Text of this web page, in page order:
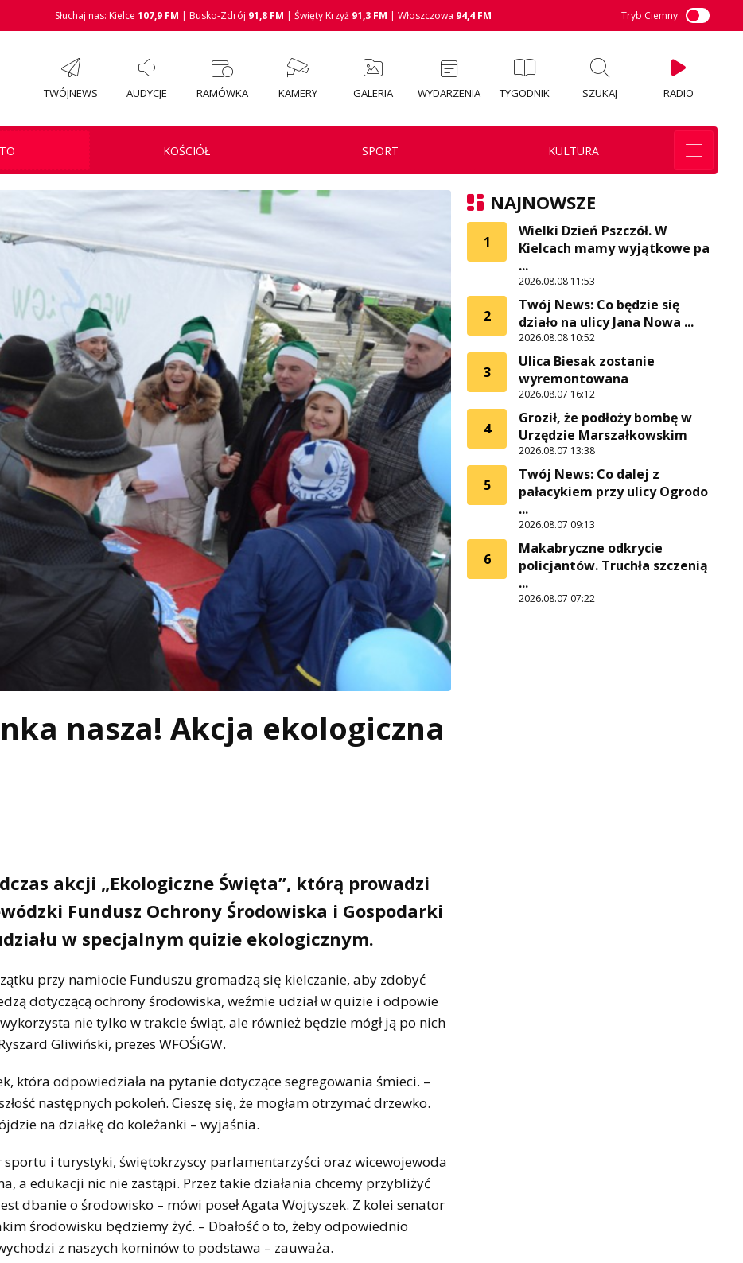
Słuchaj nas: Kielce 107,9 FM | Busko-Zdrój 91,8 FM | Święty Krzyż 91,3 FM | Włoszczowa 94,4 FM Tryb Ciemny
TWÓJNEWS AUDYCJE RAMÓWKA KAMERY GALERIA WYDARZENIA TYGODNIK SZUKAJ RADIO
KOŚCIÓŁ SPORT KULTURA
nasza! Akcja ekologiczna
akcji „Ekologiczne Święta”, którą prowadzi
Fundusz Ochrony Środowiska i Gospodarki
w specjalnym quizie ekologicznym.
przy namiocie Funduszu gromadzą się kielczanie, aby zdobyć
dotyczącą ochrony środowiska, weźmie udział w quizie i odpowie
nie tylko w trakcie świąt, ale również będzie mógł ją po nich
Gliwiński, prezes WFOŚiGW.
która odpowiedziała na pytanie dotyczące segregowania śmieci. –
następnych pokoleń. Cieszę się, że mogłam otrzymać drzewko.
na działkę do koleżanki – wyjaśnia.
sportu i turystyki, świętokrzyscy parlamentarzyści oraz wicewojewoda
a edukacji nic nie zastąpi. Przez takie działania chcemy przybliżyć
dbanie o środowisko – mówi poseł Agata Wojtyszek. Z kolei senator
środowisku będziemy żyć. – Dbałość o to, żeby odpowiednio
z naszych kominów to podstawa – zauważa.
NAJNOWSZE
1
Wielki Dzień Pszczół. W
Kielcach mamy wyjątkowe pa
...
2026.08.08 11:53
2
Twój News: Co będzie się
działo na ulicy Jana Nowa ...
2026.08.08 10:52
3
Ulica Biesak zostanie
wyremontowana
2026.08.07 16:12
4
Groził, że podłoży bombę w
Urzędzie Marszałkowskim
2026.08.07 13:38
5
Twój News: Co dalej z
pałacykiem przy ulicy Ogrodo
...
2026.08.07 09:13
6
Makabryczne odkrycie
policjantów. Truchła szczenią
...
2026.08.07 07:22